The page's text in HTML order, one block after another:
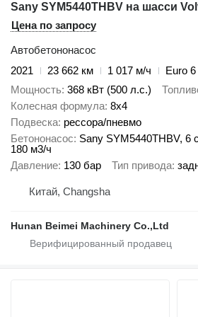
Sany SYM5440THBV на шасси
Цена по запросу
Автобетононасос
2021
23 662 км 1 017 м/ч
Euro 6
Мощность 368 кВт (500 л.с.)
Колесная формула 8x4
Подвеска рессора/пневмо
Бетононасос Sany SYM5440THBV, 6
180 м3/ч
Давление 130 бар Тип привода
Китай, Changsha
Hunan Beimei Machinery Co.,Ltd